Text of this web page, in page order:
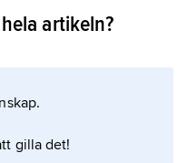
vanligen 15–25
nattdjur.
är vid
artikeln?
gilla det!